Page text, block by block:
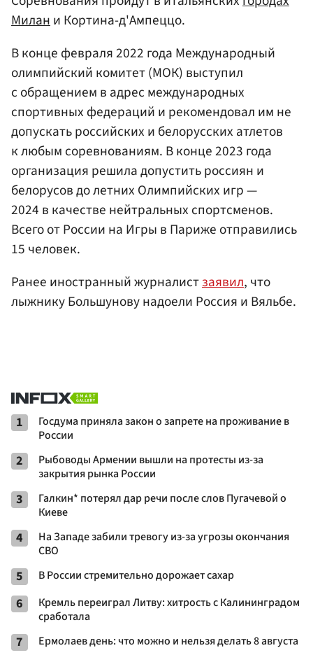
Милани Кортина-д'Ампеццо.
В конце февраля 2022 года Международный
олимпийский комитет (МОК) выступил
с обращением в адрес международных
спортивных федераций и рекомендовал им не
допускать российских и белорусских атлетов
к любым соревнованиям. В конце 2023 года
организация решила допустить россиян и
белорусов до летних Олимпийских игр —
2024 в качестве нейтральных спортсменов.
Всего от России на Игры в Париже отправились
15 человек.
Ранее иностранный журналистзаявил, что
лыжнику Большунову надоели Россия и Вяльбе.
1
Госдума приняла закон о запрете на проживание в
России
2
Рыбоводы Армении вышли на протесты из-за
закрытия рынка России
3
Галкин* потерял дар речи после слов Пугачевой о
Киеве
4
На Западе забили тревогу из-за угрозы окончания
СВО
5 В России стремительно дорожает сахар
6
Кремль переиграл Литву: хитрость с Калининградом
сработала
7 Ермолаев день: что можно и нельзя делать 8 августа